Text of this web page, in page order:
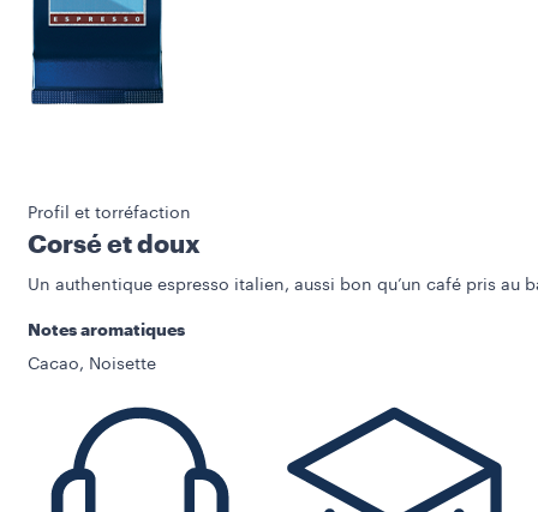
Profil et torréfaction
Corsé et doux
Un authentique espresso italien, aussi bon qu’un café pris au
Notes aromatiques
Cacao, Noisette